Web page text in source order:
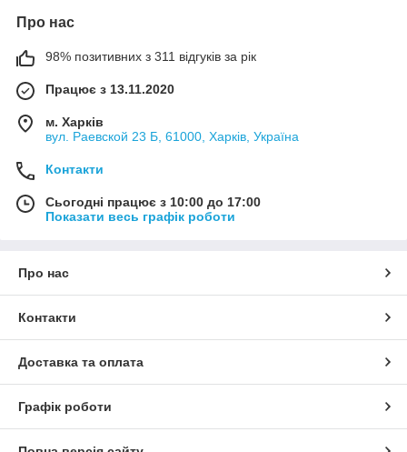
Про нас
98% позитивних з 311 відгуків за рік
Працює з 13.11.2020
м. Харків
вул. Раевской 23 Б, 61000, Харків, Україна
Контакти
Сьогодні працює з 10:00 до 17:00
Показати весь графік роботи
Про нас
Контакти
Доставка та оплата
Графік роботи